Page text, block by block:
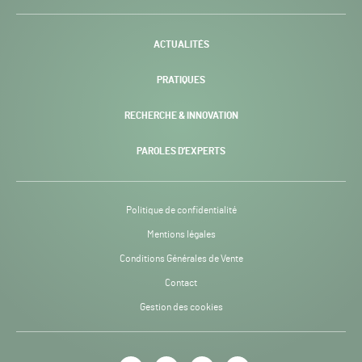
-
ACTUALITÉS
PRATIQUES
RECHERCHE & INNOVATION
PAROLES D’EXPERTS
Politique de confidentialité
Mentions légales
Conditions Générales de Vente
Contact
Gestion des cookies